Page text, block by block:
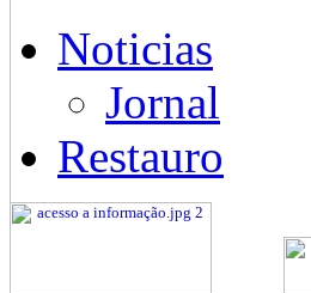
Noticias
Jornal
Restauro